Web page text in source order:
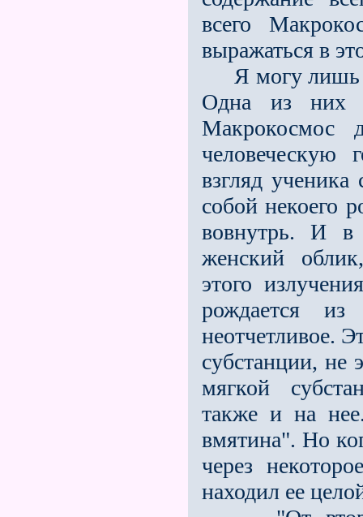
всего
выражаться в
Я могу лишь
Одна из них
Макрокосмос
человеческую
взгляд ученика
собой некоего
вовнутрь. И в
женский
этого
рождается
неотчетливое.
субстанции, не
мягкой
также и на
вмятина". Но
через
находил ее